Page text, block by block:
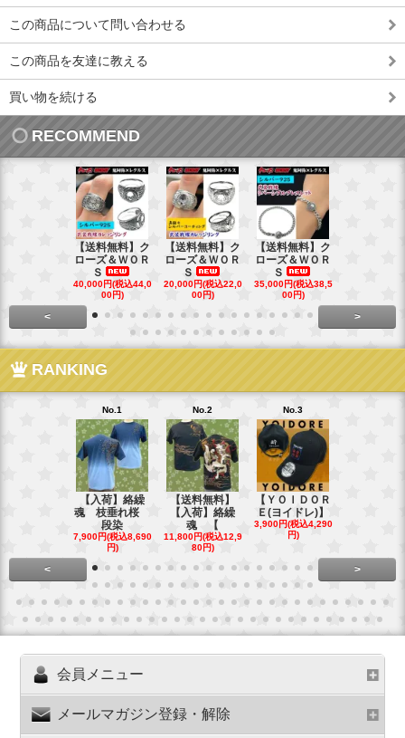
この商品について問い合わせる
この商品を友達に教える
買い物を続ける
RECOMMEND
【送料無料】ク
ローズ＆ＷＯＲ
Ｓ
40,000円(税込44,0
00円)
【送料無料】ク
ローズ＆ＷＯＲ
Ｓ
20,000円(税込22,0
00円)
【送料無料】ク
ローズ＆ＷＯＲ
Ｓ
35,000円(税込38,5
00円)
< >
RANKING
No.1
【入荷】絡繰
魂 枝垂れ桜
段染
7,900円(税込8,690
円)
No.2
【送料無料】
【入荷】絡繰
魂 【
11,800円(税込12,9
80円)
No.3
【ＹＯＩＤＯＲ
Ｅ(ヨイドレ)】
3,900円(税込4,290
円)
< >
会員メニュー
メールマガジン登録・解除